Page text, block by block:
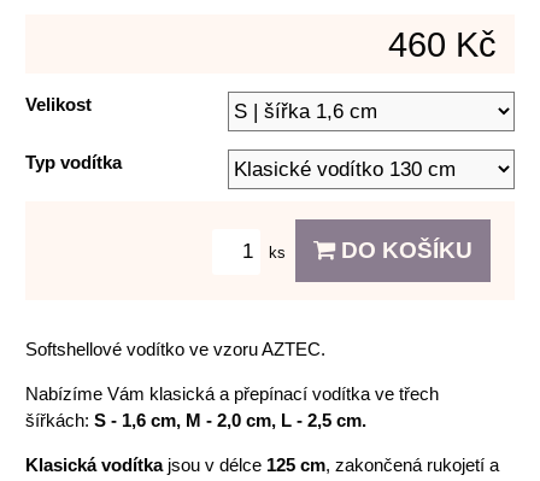
460 Kč
Velikost
Typ vodítka
ks DO KOŠÍKU
Softshellové vodítko ve vzoru AZTEC.
Nabízíme Vám klasická a přepínací vodítka ve třech
šířkách: S - 1,6 cm, M - 2,0 cm, L - 2,5 cm.
Klasická vodítkajsou v délce 125 cm, zakončená rukojetí a